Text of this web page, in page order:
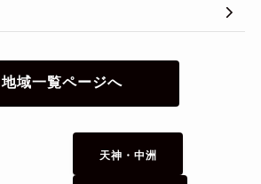
地域一覧ページへ
天神・中洲